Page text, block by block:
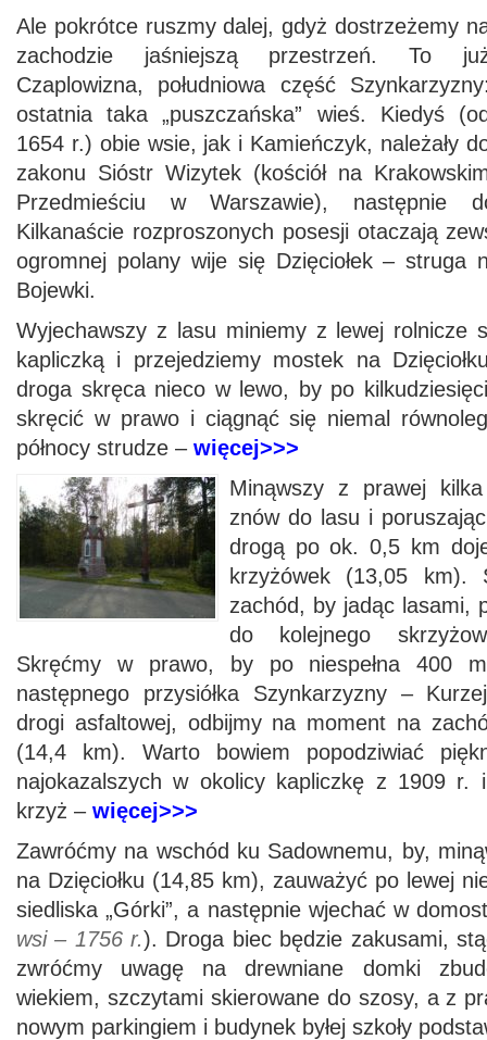
Ale pokrótce ruszmy dalej, gdyż dostrzeżemy
zachodzie jaśniejszą przestrzeń. To
Czaplowizna, południowa część
ostatnia taka „puszczańska” wieś. Kiedyś
1654 r.) obie wsie, jak i Kamieńczyk, należały
zakonu Sióstr Wizytek (kościół na
Przedmieściu w Warszawie), następnie
Kilkanaście rozproszonych posesji otaczają
ogromnej polany wije się Dzięciołek – struga
Bojewki.
Wyjechawszy z lasu miniemy z lewej rolnicze
kapliczką i przejedziemy mostek na
droga skręca nieco w lewo, by po
skręcić w prawo i ciągnąć się niemal
północy strudze – więcej>>>
Minąwszy z prawej
znów do lasu i
drogą po ok. 0,5 km
krzyżówek (13,05
zachód, by jadąc lasami,
do kolejnego
Skręćmy w prawo, by po niespełna 400
następnego przysiółka Szynkarzyzny –
drogi asfaltowej, odbijmy na moment na
(14,4 km). Warto bowiem popodziwiać
najokazalszych w okolicy kapliczkę z 1909 r.
krzyż – więcej>>>
Zawróćmy na wschód ku Sadownemu, by,
na Dzięciołku (14,85 km), zauważyć po lewej
siedliska „Górki”, a następnie wjechać w
wsi – 1756 r.). Droga biec będzie zakusami,
zwróćmy uwagę na drewniane domki
wiekiem, szczytami skierowane do szosy, a z
nowym parkingiem i budynek byłej szkoły